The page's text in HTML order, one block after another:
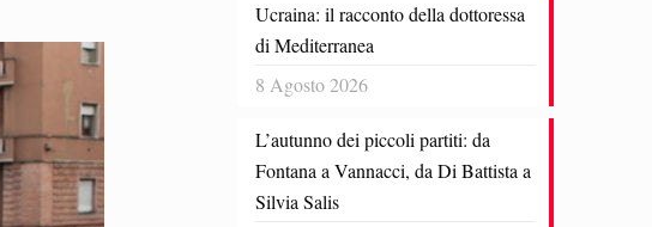
Ucraina: il racconto della dottoressa
di Mediterranea
8 Agosto 2026
L’autunno dei piccoli partiti: da
Fontana a Vannacci, da Di Battista a
Silvia Salis